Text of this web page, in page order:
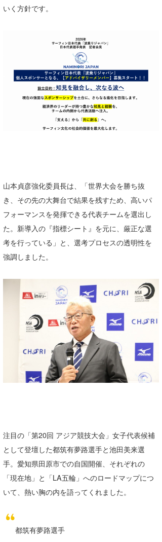
いく方針です。
山本貞彦強化委員長は、「世界大会を勝ち抜
き、その先の大舞台で結果を残すため、高いパ
フォーマンスを発揮できる代表チームを選出し
た。新導入の『指標シート』を元に、厳正な選
考を行っている」と、選考プロセスの透明性を
強調しました。
注目の「第20回 アジア競技大会」女子代表候補
として登壇した都筑有夢路選手と池田美来選
手。愛知県田原市での自国開催、それぞれの
「現在地」と「LA五輪」へのロードマップにつ
いて、熱い胸の内を語ってくれました。
都筑有夢路選手
KOBU
mitz
OYZ
YUKI☆
たっちー
ハンマー
まっきー
三輪予報士
小川予報士
上田純子
唐澤予報士
SancheZ
wanda
予報士 hiro.
banpaku
chappy